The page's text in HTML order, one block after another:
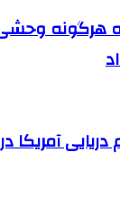
هرگونه
آمریکا